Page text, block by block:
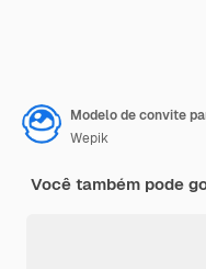
Wepik
Você também pode